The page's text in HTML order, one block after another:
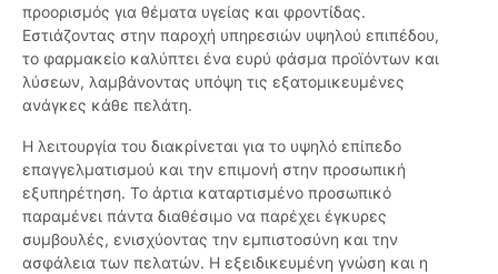
προορισμός για θέματα υγείας και φροντίδας.
Εστιάζοντας στην παροχή υπηρεσιών υψηλού επιπέδου,
το φαρμακείο καλύπτει ένα ευρύ φάσμα προϊόντων και
λύσεων, λαμβάνοντας υπόψη τις εξατομικευμένες
ανάγκες κάθε πελάτη.
Η λειτουργία του διακρίνεται για το υψηλό επίπεδο
επαγγελματισμού και την επιμονή στην προσωπική
εξυπηρέτηση. Το άρτια καταρτισμένο προσωπικό
παραμένει πάντα διαθέσιμο να παρέχει έγκυρες
συμβουλές, ενισχύοντας την εμπιστοσύνη και την
ασφάλεια των πελατών. Η εξειδικευμένη γνώση και η